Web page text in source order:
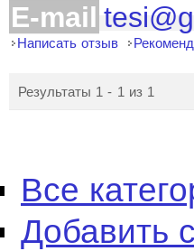
E-mail
Написать отзыв
Результаты 1 - 1 из 1
Все
Добавить